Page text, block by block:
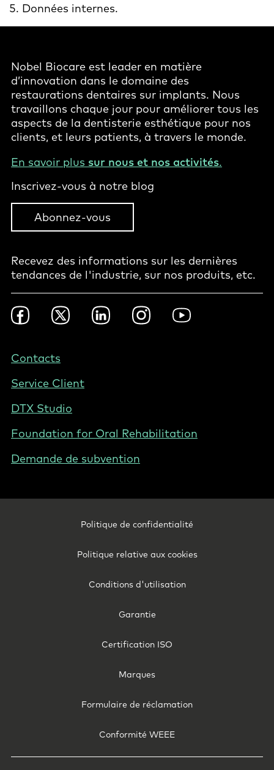
Données internes.
Nobel Biocare est leader en matière
d’innovation dans le domaine des
restaurations dentaires sur implants. Nous
travaillons chaque jour pour améliorer tous les
aspects de la dentisterie esthétique pour nos
clients, et leurs patients, à travers le monde.
En savoir plus sur nous et nos activités.
Inscrivez-vous à notre blog
Abonnez-vous
Recevez des informations sur les dernières
tendances de l'industrie, sur nos produits, etc.
Footer
Social
BE
FacebookTwitter LinkedInInstagramYouTube
Footer
Belgium
Contacts
Service Client
DTX Studio
Foundation for Oral Rehabilitation
Demande de subvention
Politique de confidentialité
Politique relative aux cookies
Conditions d'utilisation
Garantie
Certification ISO
Marques
Formulaire de réclamation
Conformité WEEE